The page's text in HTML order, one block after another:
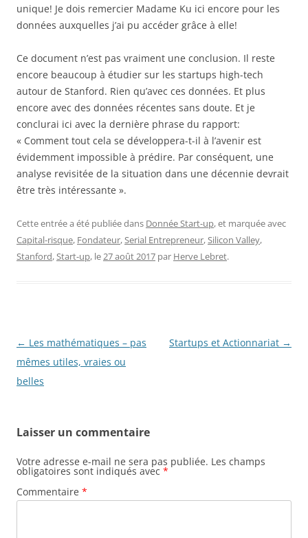
unique! Je dois remercier Madame Ku ici encore pour les
données auxquelles j’ai pu accéder grâce à elle!
Ce document n’est pas vraiment une conclusion. Il reste
encore beaucoup à étudier sur les startups high-tech
autour de Stanford. Rien qu’avec ces données. Et plus
encore avec des données récentes sans doute. Et je
conclurai ici avec la dernière phrase du rapport:
« Comment tout cela se développera-t-il à l’avenir est
évidemment impossible à prédire. Par conséquent, une
analyse revisitée de la situation dans une décennie devrait
être très intéressante ».
Cette entrée a été publiée dans Donnée Start-up, et marquée avec
Capital-risque, Fondateur,Serial Entrepreneur,Silicon Valley,
Stanford,Start-up, le27 août 2017 par Herve Lebret.
Navigation
des
articles
← Les mathématiques – pas
mêmes utiles, vraies ou
belles
Startups et Actionnariat →
Laisser un commentaire
Votre adresse e-mail ne sera pas publiée. Les champs
obligatoires sont indiqués avec *
Commentaire *